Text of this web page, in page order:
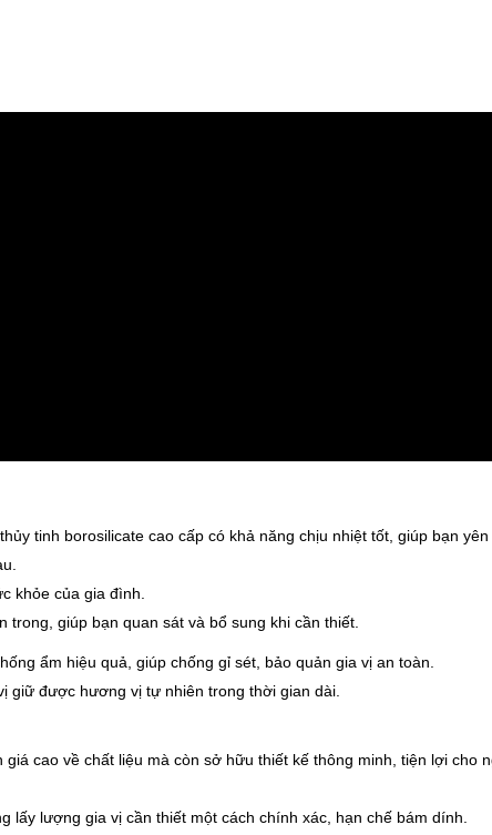
tinh borosilicate cao cấp có khả năng chịu nhiệt tốt, giúp bạn yên
khỏe của gia đình.
giúp bạn quan sát và bổ sung khi cần thiết.
ẩm hiệu quả, giúp chống gỉ sét, bảo quản gia vị an toàn.
giữ được hương vị tự nhiên trong thời gian dài.
cao về chất liệu mà còn sở hữu thiết kế thông minh, tiện lợi cho
lấy lượng gia vị cần thiết một cách chính xác, hạn chế bám dính.